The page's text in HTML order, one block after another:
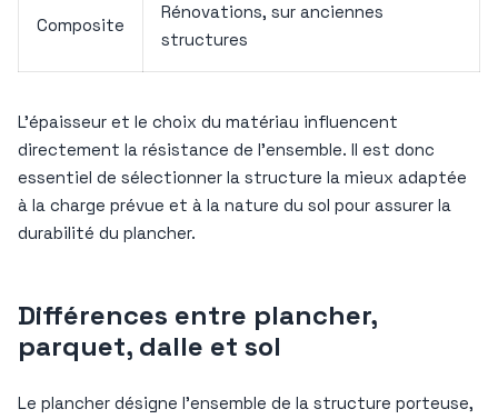
Composite
Rénovations, sur anciennes
structures
L’épaisseur et le choix du matériau influencent
directement la résistance de l’ensemble. Il est donc
essentiel de sélectionner la structure la mieux adaptée
à la charge prévue et à la nature du sol pour assurer la
durabilité du plancher.
Différences entre plancher,
parquet, dalle et sol
Le plancher désigne l’ensemble de la structure porteuse,